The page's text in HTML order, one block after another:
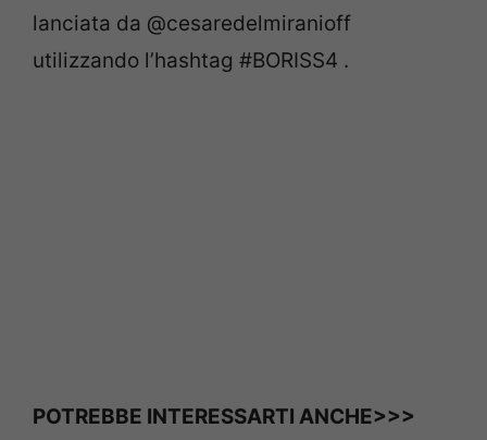
lanciata da @cesaredelmiranioff
utilizzando l’hashtag #BORISS4 .
POTREBBE INTERESSARTI ANCHE>>>